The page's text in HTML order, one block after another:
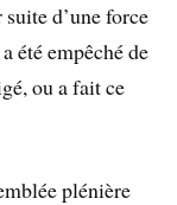
d’une force
été empêché de
ou a fait ce
plénière